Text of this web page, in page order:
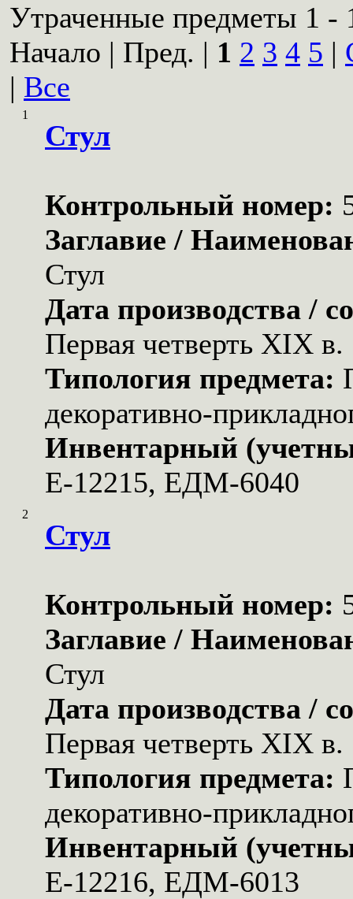
Утраченные предметы 1 -
Начало | Пред. | 1 2 3 4 5 |
| Все
1
Стул
Контрольный номер:
Заглавие /
Стул
Дата производства /
Первая четверть XIX в.
Типология предмета:
декоративно-
Инвентарный
Е-12215, ЕДМ-6040
2
Стул
Контрольный номер:
Заглавие /
Стул
Дата производства /
Первая четверть XIX в.
Типология предмета:
декоративно-
Инвентарный
Е-12216, ЕДМ-6013